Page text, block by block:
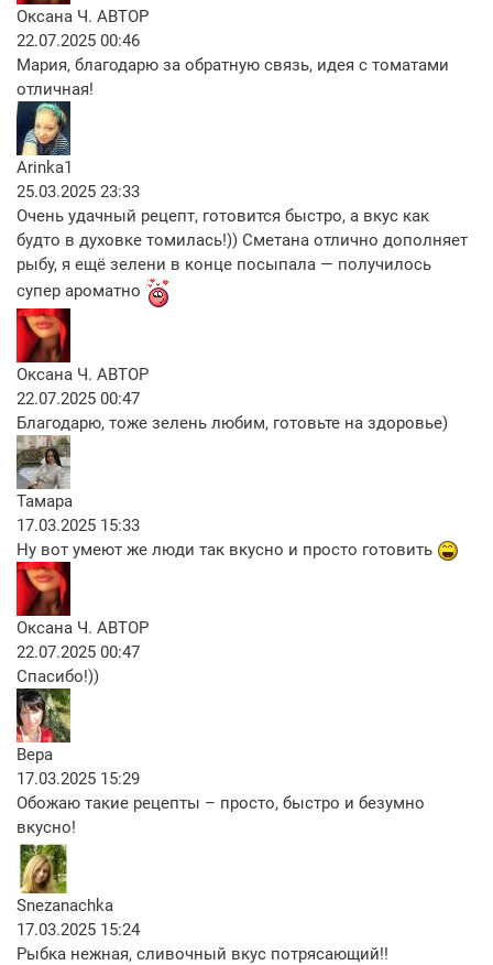
Оксана Ч. АВТОР
22.07.2025 00:46
Мария, благодарю за обратную связь, идея с томатами
отличная!
Arinka1
25.03.2025 23:33
Очень удачный рецепт, готовится быстро, а вкус как
будто в духовке томилась!)) Сметана отлично дополняет
рыбу, я ещё зелени в конце посыпала — получилось
супер ароматно
Оксана Ч. АВТОР
22.07.2025 00:47
Благодарю, тоже зелень любим, готовьте на здоровье)
Тамара
17.03.2025 15:33
Ну вот умеют же люди так вкусно и просто готовить
Оксана Ч. АВТОР
22.07.2025 00:47
Спасибо!))
Вера
17.03.2025 15:29
Обожаю такие рецепты – просто, быстро и безумно
вкусно!
Snezanachka
17.03.2025 15:24
Рыбка нежная, сливочный вкус потрясающий!!